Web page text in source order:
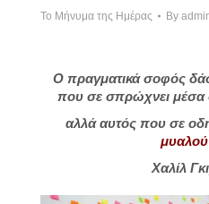
Το Μήνυμα της Ημέρας By
Ο πραγματικά σοφός
που σε σπρώχνει μέσα
αλλά αυτός που σε
Χαλίλ